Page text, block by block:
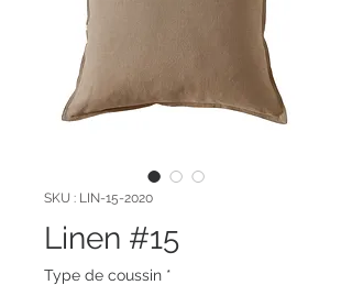
SKU : LIN-15-2020
Linen #15
Type de coussin *